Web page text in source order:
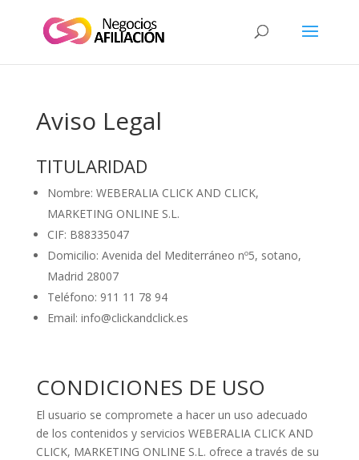
Aviso Legal
TITULARIDAD
Nombre: WEBERALIA CLICK AND CLICK,
MARKETING ONLINE S.L.
CIF: B88335047
Domicilio: Avenida del Mediterráneo nº5, sotano,
Madrid 28007
Teléfono: 911 11 78 94
Email: info@clickandclick.es
CONDICIONES DE USO
El usuario se compromete a hacer un uso adecuado
de los contenidos y servicios WEBERALIA CLICK AND
CLICK, MARKETING ONLINE S.L. ofrece a través de su